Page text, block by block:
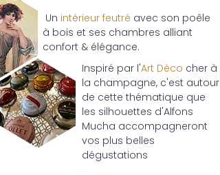
Un intérieur feutré avec son poêle
à bois et ses chambres alliant
confort & élégance.
Inspiré par l'Art Déco cher à
la champagne, c'est autour
de cette thématique que
les silhouettes d'Alfons
Mucha accompagneront
vos plus belles
dégustations